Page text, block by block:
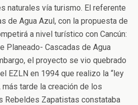
naturales vía turismo. El referente
de Agua Azul, con la propuesta de
a nivel turístico con Cancún:
Planeado- Cascadas de Agua
el proyecto se vio quebrado
EZLN en 1994 que realizo la “ley
más tarde la creación de los
Rebeldes Zapatistas constataba